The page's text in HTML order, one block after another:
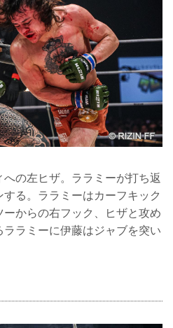
の左ヒザ。ララミーが打ち返
る。ララミーはカーフキック
からの右フック、ヒザと攻め
ラミーに伊藤はジャブを突い